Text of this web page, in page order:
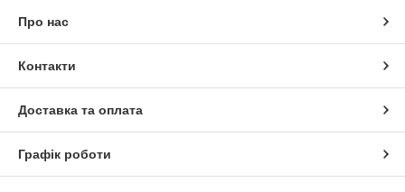
Про нас
Контакти
Доставка та оплата
Графік роботи